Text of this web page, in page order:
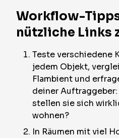
Workflow-
nützliche Links
Teste verschiedene
jedem Objekt,
Flambient und
deiner
stellen sie sich
wohnen?
In Räumen mit viel